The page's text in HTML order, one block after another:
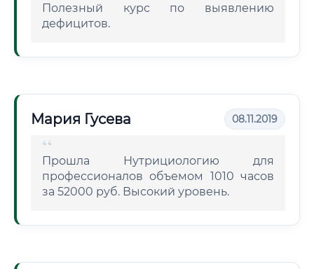
Полезный курс по выявлению
дефицитов.
Мария Гусева 08.11.2019
Прошла Нутрициологию для
профессионалов объемом 1010 часов
за 52000 руб. Высокий уровень.